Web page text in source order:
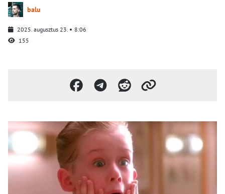
balu
2025. augusztus 23.
8:06
155